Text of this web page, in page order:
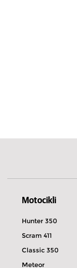
Motocikli
Hunter 350
Scram 411
Classic 350
Meteor